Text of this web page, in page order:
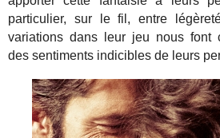
particulier, sur le fil, entre
variations dans leur jeu nous font
des sentiments indicibles de leurs